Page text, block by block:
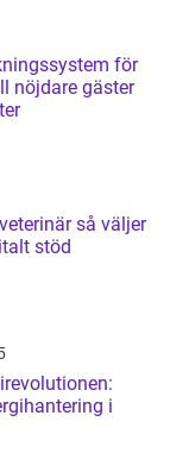
för
så väljer
stöd
i